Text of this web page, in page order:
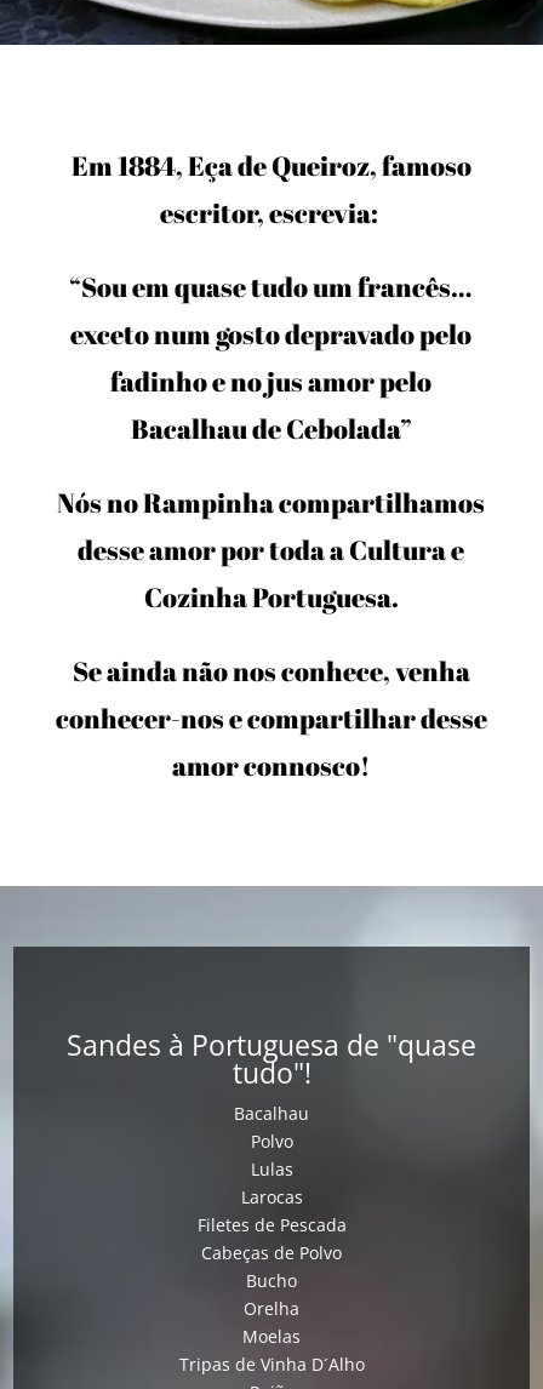
Em 1884, Eça de Queiroz, famoso
escritor, escrevia:
“Sou em quase tudo um francês…
exceto num gosto depravado pelo
fadinho e no jus amor pelo
Bacalhau de Cebolada”
Nós no Rampinha compartilhamos
desse amor por toda a Cultura e
Cozinha Portuguesa.
Se ainda não nos conhece, venha
conhecer-nos e compartilhar desse
amor connosco!
Sandes à Portuguesa de "quase
tudo"!
Bacalhau
Polvo
Lulas
Larocas
Filetes de Pescada
Cabeças de Polvo
Bucho
Orelha
Moelas
Tripas de Vinha D´Alho